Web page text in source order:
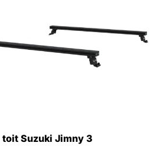
toit Suzuki Jimny 3